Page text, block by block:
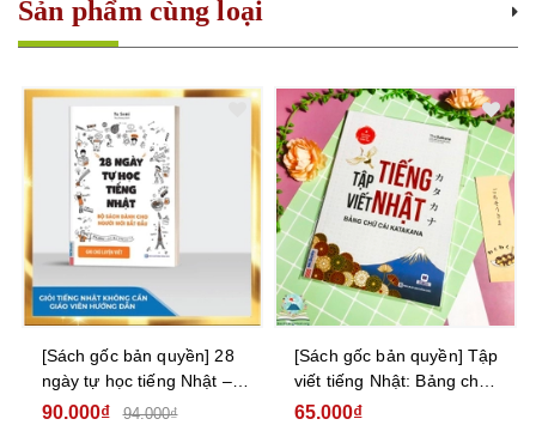
Sản phẩm cùng loại
[Sách gốc bản quyền] Tập
viết tiếng Nhật: Bảng chữ
cái Katakana
65.000₫
[Sách gốc bản quyền] Tập
viết tiếng Nhật: Bảng chữ
cái Hiragana
65.000₫